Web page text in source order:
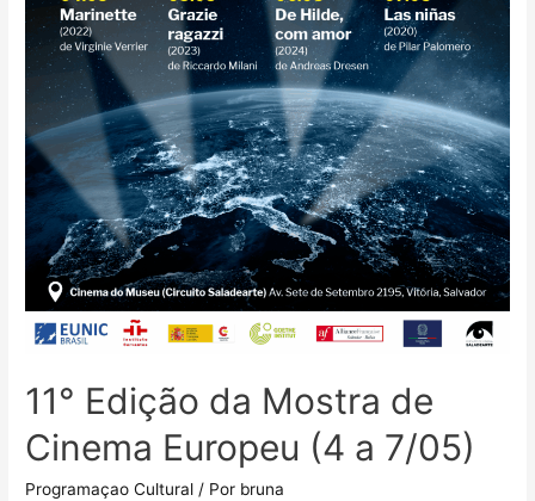
11° Edição da Mostra de
Cinema Europeu (4 a 7/05)
Programaçao Cultural / Por bruna